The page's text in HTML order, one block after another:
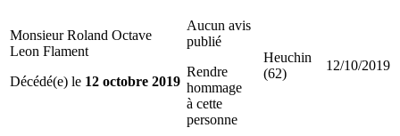
Monsieur Roland Octave
Leon Flament
Décédé(e) le 12 octobre 2019
Aucun avis
publié
Rendre
hommage
à cette
personne
Heuchin
(62)
12/10/2019